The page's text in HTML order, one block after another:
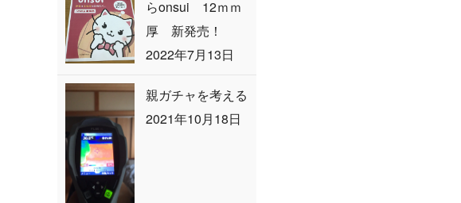
らonsui 12ｍｍ
厚 新発売！
2022年7月13日
親ガチャを考える
2021年10月18日